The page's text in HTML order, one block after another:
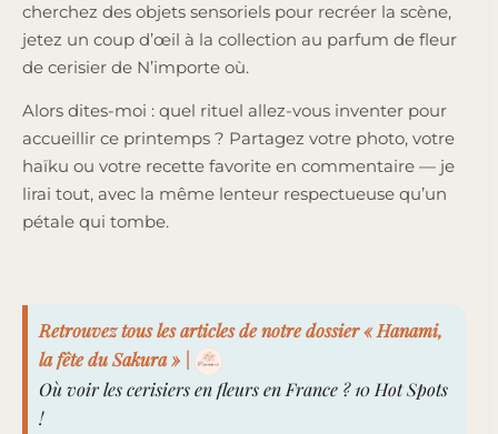
cherchez des objets sensoriels pour recréer la scène,
jetez un coup d’œil à la collection au parfum de fleur
de cerisier de N’importe où.
Alors dites-moi : quel rituel allez-vous inventer pour
accueillir ce printemps ? Partagez votre photo, votre
haïku ou votre recette favorite en commentaire — je
lirai tout, avec la même lenteur respectueuse qu’un
pétale qui tombe.
Retrouvez tous les articles de notre dossier « Hanami,
la fête du Sakura » |
Où voir les cerisiers en fleurs en France ? 10 Hot Spots
!